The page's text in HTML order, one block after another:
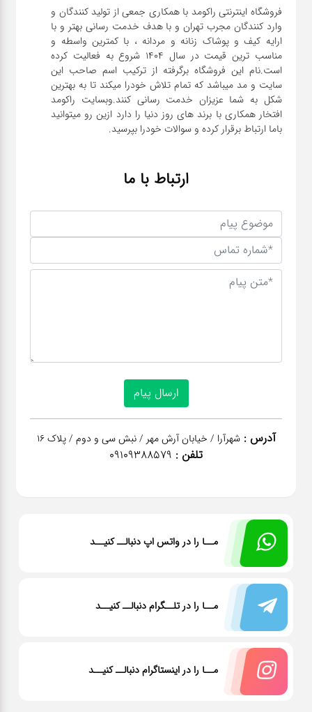
فروشگاه اینترنتی راکومد با همکاری جمعی از تولید کنندگان و
وارد کنندگان مجرب تهران و با هدف خدمت رسانی بهتر و با
ارایه کیف و پوشاک زنانه و مردانه ، با کمترین واسطه و
مناسب ترین قیمت در سال 1404 شروع به فعالیت کرده
است.نام این فروشگاه برگرفته از ترکیب اسم صاحب این
سایت و مد میباشد که تمام تلاش خودرا میکند تا به بهترین
شکل به شما عزیزان خدمت رسانی کنند.وبسایت راکومد
افتخار همکاری با برند های روز دنیا را دارد ازین رو میتوانید
باما ارتباط برقرار کرده و سوالات خودرا بپرسید.
ارتباط با ما
آدرس : شهرآرا / خیابان آرش مهر / نبش سی و دوم / پلاک 16
تلفن : 09109388579
مــا را در واتس اپ دنبالــ کنیــد
مــا را در تلــگرام دنبالــ کنیــد
مــا را در اینستاگرام دنبالــ کنیــد